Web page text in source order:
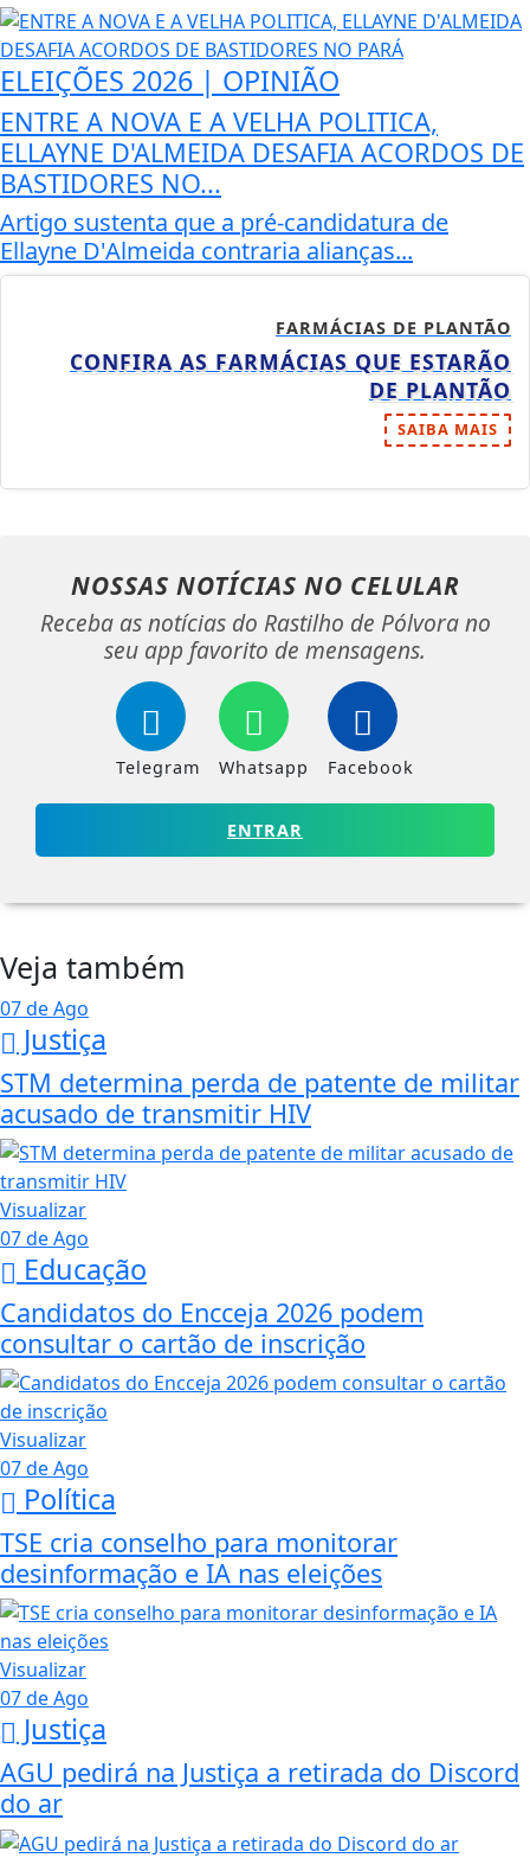
ELEIÇÕES 2026 | OPINIÃO
ENTRE A NOVA E A VELHA POLITICA,
ELLAYNE D'ALMEIDA DESAFIA ACORDOS DE
BASTIDORES NO...
Artigo sustenta que a pré-candidatura de
Ellayne D'Almeida contraria alianças...
FARMÁCIAS DE PLANTÃO
CONFIRA AS FARMÁCIAS QUE ESTARÃO
DE PLANTÃO
SAIBA MAIS
NOSSAS NOTÍCIAS NO CELULAR
Receba as notícias do Rastilho de Pólvora no
seu app favorito de mensagens.
Telegram Whatsapp Facebook
ENTRAR
Veja também
07 de Ago
Justiça
STM determina perda de patente de militar
acusado de transmitir HIV
Visualizar
07 de Ago
Educação
Candidatos do Encceja 2026 podem
consultar o cartão de inscrição
Visualizar
07 de Ago
Política
TSE cria conselho para monitorar
desinformação e IA nas eleições
Visualizar
07 de Ago
Justiça
AGU pedirá na Justiça a retirada do Discord
do ar